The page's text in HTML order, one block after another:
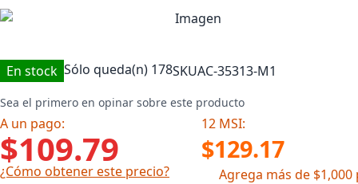
En stock Sólo queda(n) 178SKUAC-35313-M1
Sea el primero en opinar sobre este producto
A un pago: 12 MSI:
$109.79 $129.17
¿Cómo obtener este precio?
Agrega más de $1,000